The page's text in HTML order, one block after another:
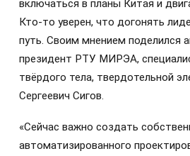
включаться в планы Китая и
Кто-то уверен, что догонять
путь. Своим мнением поделился
президент РТУ МИРЭА,
твёрдого тела, твердотельной
Сергеевич Сигов.
«Сейчас важно создать
автоматизированного